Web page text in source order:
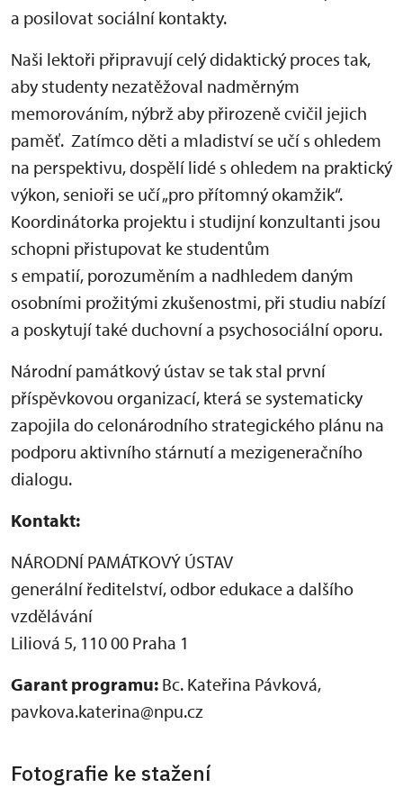
a posilovat sociální kontakty.
Naši lektoři připravují celý didaktický proces tak,
aby studenty nezatěžoval nadměrným
memorováním, nýbrž aby přirozeně cvičil jejich
paměť. Zatímco děti a mladiství se učí s ohledem
na perspektivu, dospělí lidé s ohledem na praktický
výkon, senioři se učí „pro přítomný okamžik“.
Koordinátorka projektu i studijní konzultanti jsou
schopni přistupovat ke studentům
s empatií, porozuměním a nadhledem daným
osobními prožitými zkušenostmi, při studiu nabízí
a poskytují také duchovní a psychosociální oporu.
Národní památkový ústav se tak stal první
příspěvkovou organizací, která se systematicky
zapojila do celonárodního strategického plánu na
podporu aktivního stárnutí a mezigeneračního
dialogu.
Kontakt:
NÁRODNÍ PAMÁTKOVÝ ÚSTAV
generální ředitelství, odbor edukace a dalšího
vzdělávání
Liliová 5, 110 00 Praha 1
Garant programu: Bc. Kateřina Pávková,
pavkova.katerina@npu.cz
Fotografie ke stažení
akademie
třetího věku.
Úvodní hodina s
Štulcem,
emeritním
Přednáška s